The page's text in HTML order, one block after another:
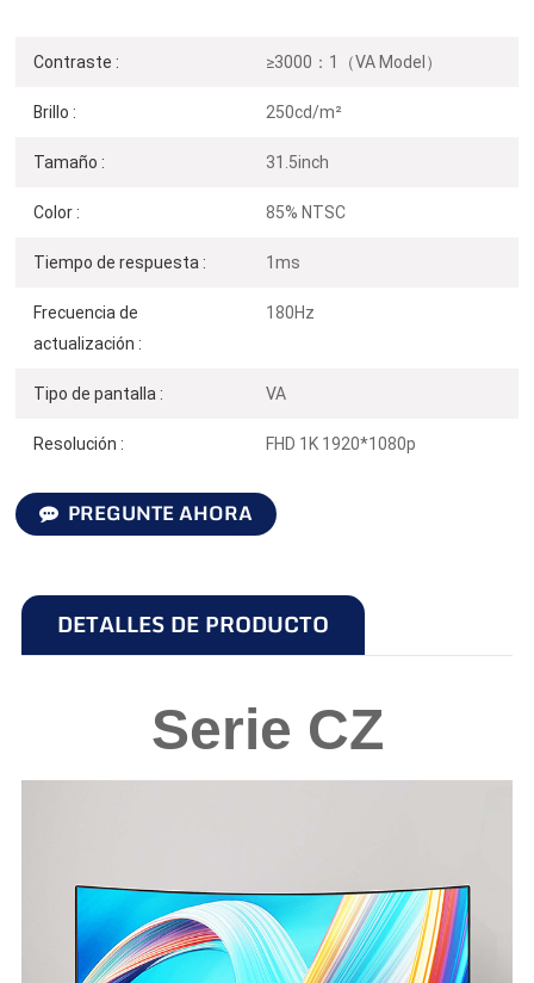
Contraste : ≥3000：1（VA Model）
Brillo : 250cd/m²
Tamaño : 31.5inch
Color : 85% NTSC
Tiempo de respuesta : 1ms
Frecuencia de
actualización :
180Hz
Tipo de pantalla : VA
Resolución : FHD 1K 1920*1080p
PREGUNTE AHORA
DETALLES DE PRODUCTO
Serie CZ